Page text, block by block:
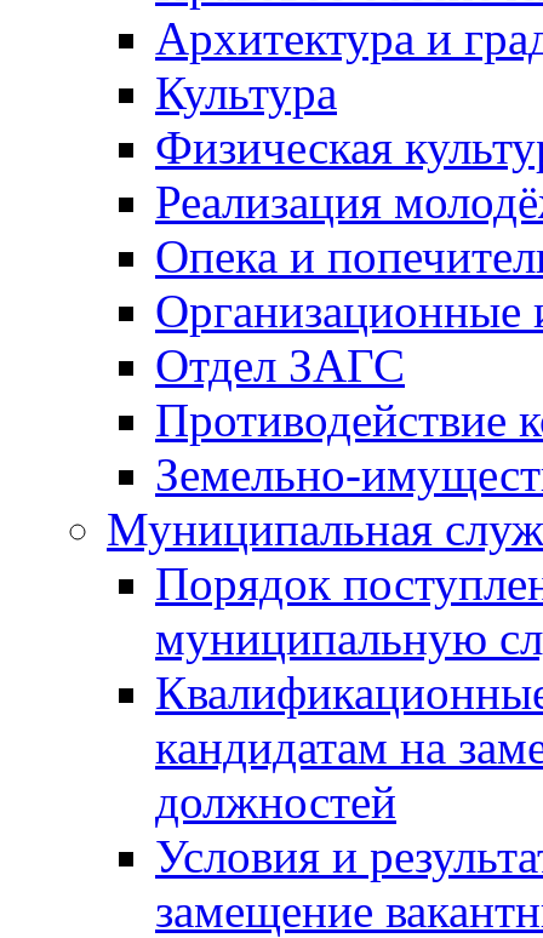
Архитектура и
Культура
Физическая
Реализация
Опека и
Отдел ЗАГС
Противодействие
Земельно-
Муниципальная
Порядок
муниципальную
кандидатам на
должностей
Условия и
замещение